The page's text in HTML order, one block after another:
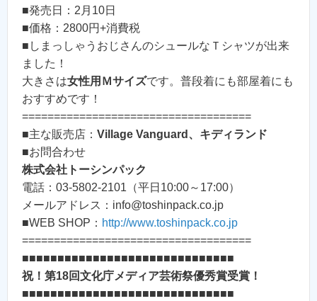
■発売日：2月10日
■価格：2800円+消費税
■しまっしゃうおじさんのシュールなＴシャツが出来
ました！
大きさは女性用Ｍサイズです。普段着にも部屋着にも
おすすめです！
====================================
■主な販売店： Village Vanguard、キディランド
■お問合わせ
株式会社トーシンパック
電話：03-5802-2101（平日10:00～17:00）
メールアドレス：info@toshinpack.co.jp
■WEB SHOP： http://www.toshinpack.co.jp
====================================
■■■■■■■■■■■■■■■■■■■■■■■■■■■■■■
祝！第18回文化庁メディア芸術祭優秀賞受賞！
■■■■■■■■■■■■■■■■■■■■■■■■■■■■■■